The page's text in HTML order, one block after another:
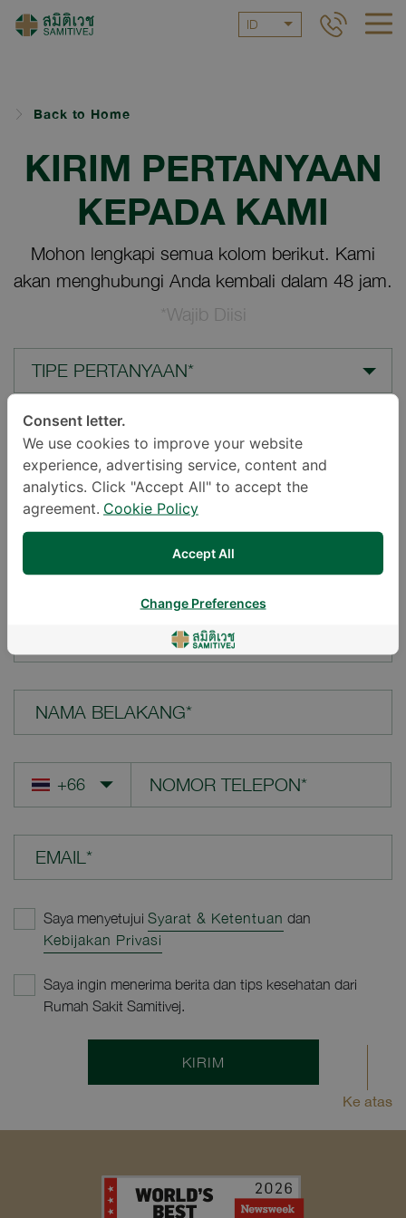
ID
Back to Home
KIRIM PERTANYAAN
KEPADA KAMI
Mohon lengkapi semua kolom berikut. Kami
akan menghubungi Anda kembali dalam 48 jam.
*Wajib Diisi
TIPE PERTANYAAN*
LOKASI*
PERTANYAAN ANDA*
NAMA BELAKANG*
EMAIL*
Saya menyetujui Syarat & Ketentuan dan
Kebijakan Privasi
Saya ingin menerima berita dan tips kesehatan dari
Rumah Sakit Samitivej.
KIRIM
Ke atas
Consent letter.
We use cookies to improve your website
experience, advertising service, content and
analytics. Click "Accept All" to accept the
agreement. Cookie Policy
Accept All
Change Preferences